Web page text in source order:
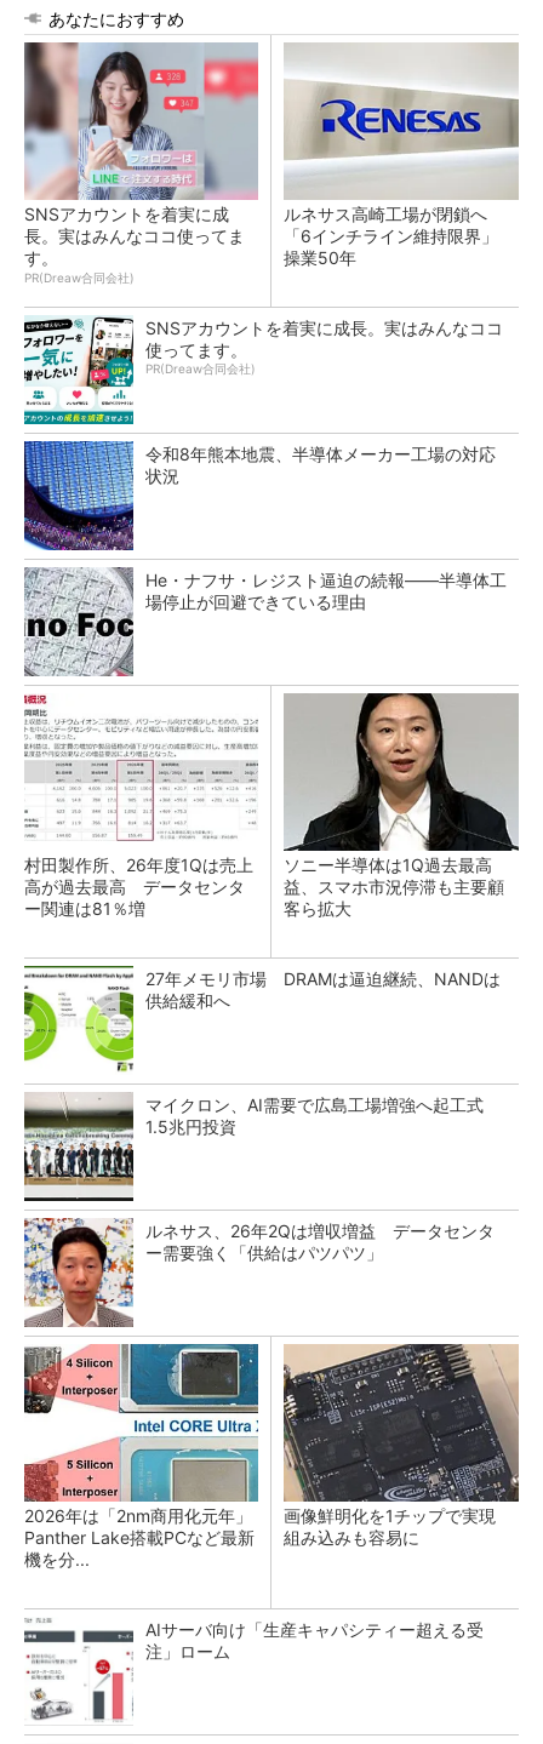
あなたにおすすめ
SNSアカウントを着実に成
長。実はみんなココ使ってま
す。
PR(Dreaw合同会社)
ルネサス高崎工場が閉鎖へ
「6インチライン維持限界」
操業50年
SNSアカウントを着実に成長。実はみんなココ
使ってます。
PR(Dreaw合同会社)
令和8年熊本地震、半導体メーカー工場の対応
状況
He・ナフサ・レジスト逼迫の続報――半導体工
場停止が回避できている理由
村田製作所、26年度1Qは売上
高が過去最高 データセンタ
ー関連は81％増
ソニー半導体は1Q過去最高
益、スマホ市況停滞も主要顧
客ら拡大
27年メモリ市場 DRAMは逼迫継続、NANDは
供給緩和へ
マイクロン、AI需要で広島工場増強へ起工式
1.5兆円投資
ルネサス、26年2Qは増収増益 データセンタ
ー需要強く「供給はパツパツ」
2026年は「2nm商用化元年」
Panther Lake搭載PCなど最新
機を分...
画像鮮明化を1チップで実現
組み込みも容易に
AIサーバ向け「生産キャパシティー超える受
注」ローム